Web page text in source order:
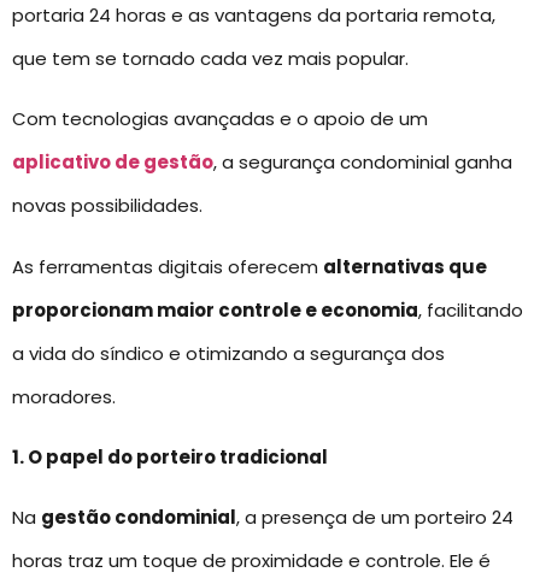
portaria 24 horas e as vantagens da portaria remota,
que tem se tornado cada vez mais popular.
Com tecnologias avançadas e o apoio de um
aplicativo de gestão, a segurança condominial ganha
novas possibilidades.
As ferramentas digitais oferecem alternativas que
proporcionam maior controle e economia, facilitando
a vida do síndico e otimizando a segurança dos
moradores.
1. O papel do porteiro tradicional
Na gestão condominial, a presença de um porteiro 24
horas traz um toque de proximidade e controle. Ele é